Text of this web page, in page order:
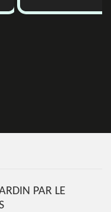
PAR LE